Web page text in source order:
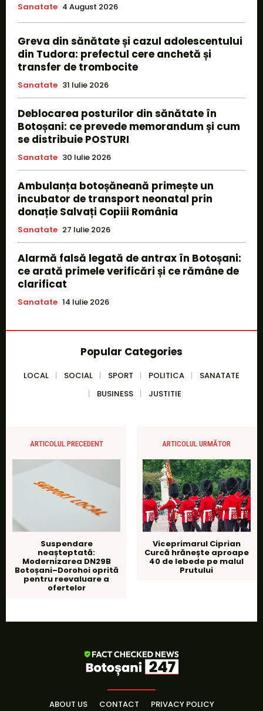
Sanatate 4 August 2026
Greva din sănătate și cazul adolescentului
din Tudora: prefectul cere anchetă și
transfer de trombocite
Sanatate 31 Iulie 2026
Deblocarea posturilor din sănătate în
Botoșani: ce prevede memorandum și cum
se distribuie POSTURI
Sanatate 30 Iulie 2026
Ambulanța botoșăneană primește un
incubator de transport neonatal prin
donație Salvați Copiii România
Sanatate 27 Iulie 2026
Alarmă falsă legată de antrax în Botoșani:
ce arată primele verificări și ce rămâne de
clarificat
Sanatate 14 Iulie 2026
Popular Categories
LOCAL SOCIAL SPORT POLITICA
SANATATE
BUSINESS
JUSTITIE
ARTICOLUL PRECEDENT
Suspendare
neașteptată:
Modernizarea DN29B
Botoșani–Dorohoi oprită
pentru reevaluare a
ofertelor
ARTICOLUL URMĂTOR
Viceprimarul Ciprian
Curcă hrănește aproape
40 de lebede pe malul
Prutului
ABOUT US CONTACT PRIVACY POLICY